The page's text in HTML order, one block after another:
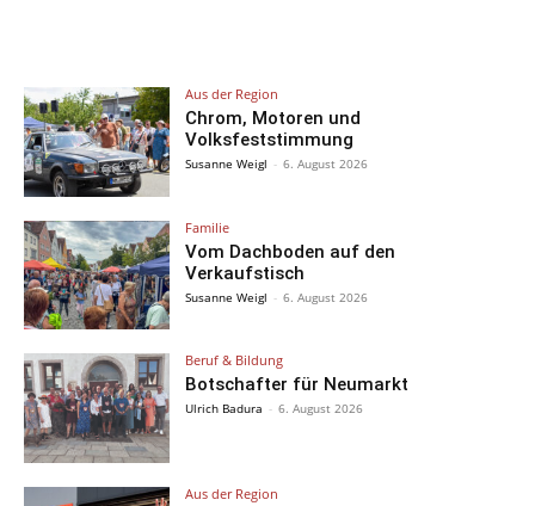
Aus der Region
Chrom, Motoren und
Volksfeststimmung
Susanne Weigl - 6. August 2026
Familie
Vom Dachboden auf den
Verkaufstisch
Susanne Weigl - 6. August 2026
Beruf & Bildung
Botschafter für Neumarkt
Ulrich Badura - 6. August 2026
Aus der Region